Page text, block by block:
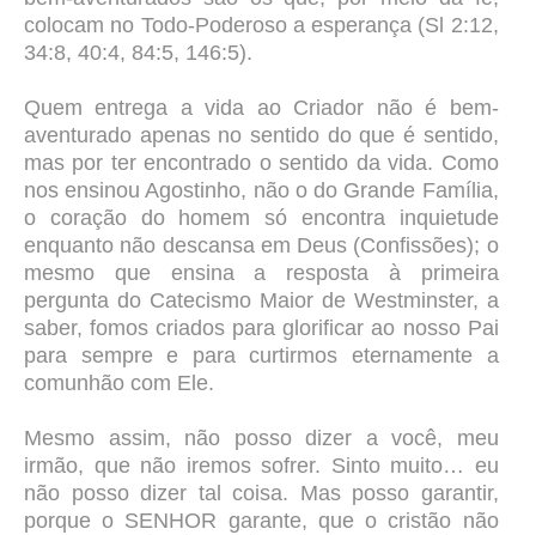
colocam no Todo-Poderoso a esperança (Sl 2:12,
34:8, 40:4, 84:5, 146:5).
Quem entrega a vida ao Criador não é bem-
aventurado apenas no sentido do que é sentido,
mas por ter encontrado o sentido da vida. Como
nos ensinou Agostinho, não o do Grande Família,
o coração do homem só encontra inquietude
enquanto não descansa em Deus (Confissões); o
mesmo que ensina a resposta à primeira
pergunta do Catecismo Maior de Westminster, a
saber, fomos criados para glorificar ao nosso Pai
para sempre e para curtirmos eternamente a
comunhão com Ele.
Mesmo assim, não posso dizer a você, meu
irmão, que não iremos sofrer. Sinto muito… eu
não posso dizer tal coisa. Mas posso garantir,
porque o SENHOR garante, que o cristão não